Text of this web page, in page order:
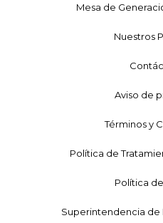
Mesa de
Nuestros
Aviso de
Términos y
Política de
Política
Superintendencia de